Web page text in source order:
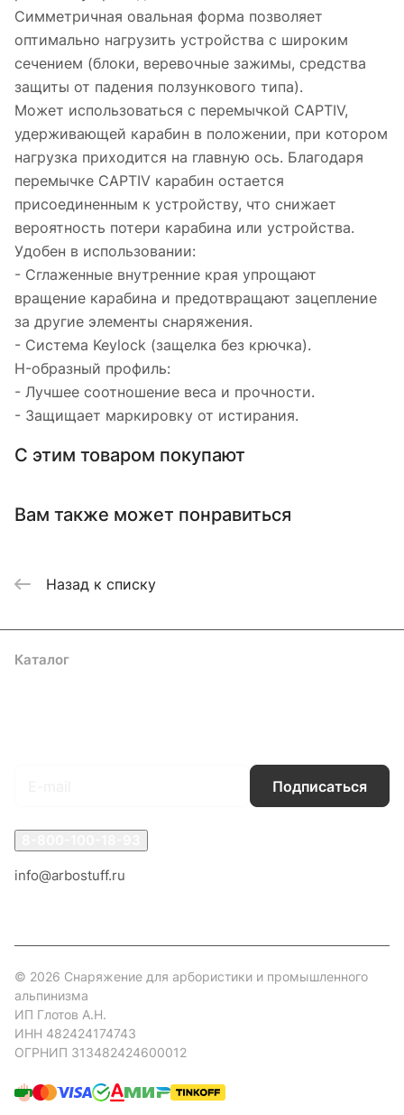
Симметричная овальная форма позволяет
оптимально нагрузить устройства с широким
сечением (блоки, веревочные зажимы, средства
защиты от падения ползункового типа).
Может использоваться с перемычкой CAPTIV,
удерживающей карабин в положении, при котором
нагрузка приходится на главную ось. Благодаря
перемычке CAPTIV карабин остается
присоединенным к устройству, что снижает
вероятность потери карабина или устройства.
Удобен в использовании:
- Сглаженные внутренние края упрощают
вращение карабина и предотвращают зацепление
за другие элементы снаряжения.
- Система Keylock (защелка без крючка).
H-образный профиль:
- Лучшее соотношение веса и прочности.
- Защищает маркировку от истирания.
С этим товаром покупают
Вам также может понравиться
Назад к списку
Каталог
Подписаться
info@arbostuff.ru
© 2026 Снаряжение для арбористики и промышленного
альпинизма
ИП Глотов А.Н.
ИНН 482424174743
ОГРНИП 313482424600012